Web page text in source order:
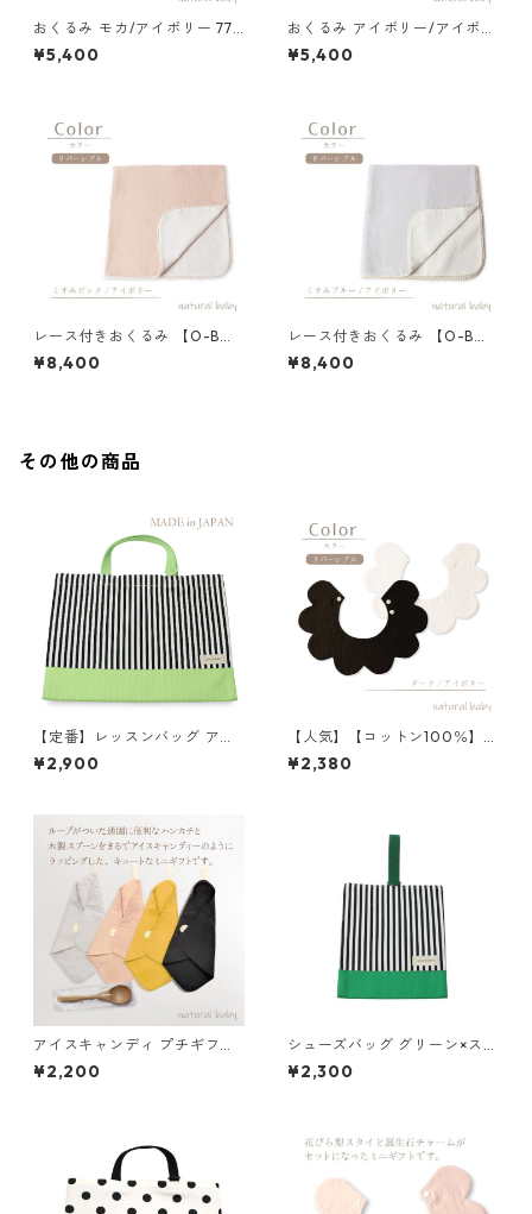
おくるみ モカ/アイボリー 77-
72034-1
¥5,400
おくるみ アイボリー/アイボリ
ー 77-72034-1
¥5,400
レース付きおくるみ 【O-B
N】くすみピンク/アイボリー
77-72725-1
¥8,400
レース付きおくるみ 【O-B
N】くすみブルー/アイボリー
77-72725-1
¥8,400
その他の商品
【定番】レッスンバッグ アッ
プルグリーン×ストライプ 縦3
0cm×横40cm
¥2,900
【人気】【コットン100％】
花びらスタイ ダーク／アイボ
リー
¥2,380
アイスキャンディ プチギフト
花柄ピンク
¥2,200
シューズバッグ グリーン×スト
ライプ 85-73052-1
¥2,300